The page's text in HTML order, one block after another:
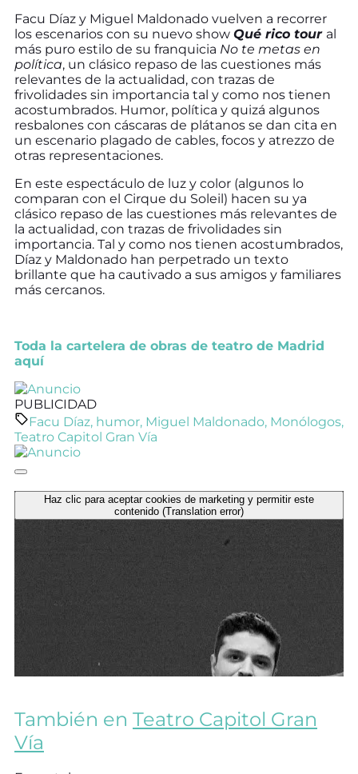
Facu Díaz y Miguel Maldonado vuelven a recorrer
los escenarios con su nuevo show Qué rico tour al
más puro estilo de su franquicia No te metas en
política, un clásico repaso de las cuestiones más
relevantes de la actualidad, con trazas de
frivolidades sin importancia tal y como nos tienen
acostumbrados. Humor, política y quizá algunos
resbalones con cáscaras de plátanos se dan cita en
un escenario plagado de cables, focos y atrezzo de
otras representaciones.
En este espectáculo de luz y color (algunos lo
comparan con el Cirque du Soleil) hacen su ya
clásico repaso de las cuestiones más relevantes de
la actualidad, con trazas de frivolidades sin
importancia. Tal y como nos tienen acostumbrados,
Díaz y Maldonado han perpetrado un texto
brillante que ha cautivado a sus amigos y familiares
más cercanos.
Toda la cartelera de obras de teatro de Madrid
aquí
PUBLICIDAD
Facu Díaz, humor, Miguel Maldonado, Monólogos,
Teatro Capitol Gran Vía
Haz clic para aceptar cookies de marketing y permitir este
contenido (Translation error)
También en Teatro Capitol Gran
Vía